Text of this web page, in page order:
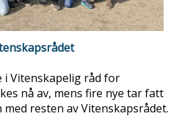
i Vitenskapelig råd for
nå av, mens fire nye tar fatt
resten av Vitenskapsrådet.